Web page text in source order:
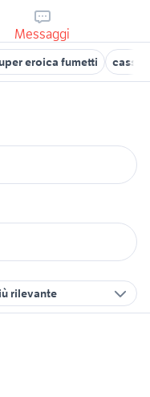
Messaggi
eroica fumetti
rilevante